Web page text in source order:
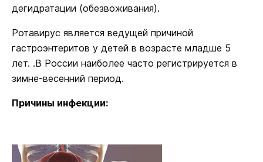
дегидратации (обезвоживания).
Ротавирус является ведущей причиной
гастроэнтеритов у детей в возрасте младше 5
лет. .В России наиболее часто регистрируется в
зимне-весенний период.
Причины инфекции: